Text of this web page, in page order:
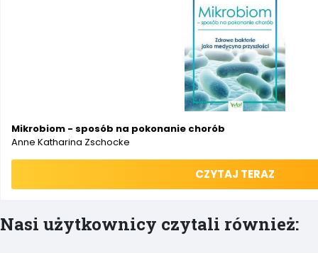
Mikrobiom - sposób na pokonanie chorób
Anne Katharina Zschocke
CZYTAJ TERAZ
Nasi użytkownicy czytali również: